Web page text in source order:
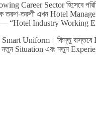
Career Sector হিসেবে
তরুণ-তরুণী এখন Hotel
— “Hotel Industry Working
Smart Uniform। কিন্তু
Situation এবং নতুন